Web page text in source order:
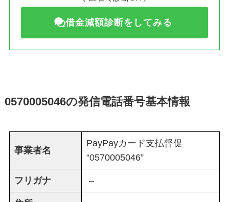
借金減額診断をしてみる
0570005046の発信電話番号基本情報
事業者名
PayPayカード支払督促
“0570005046”
フリガナ –